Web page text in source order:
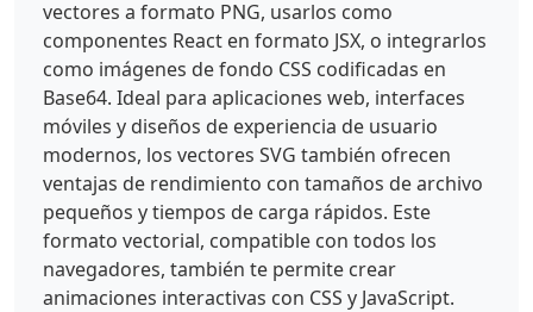
vectores a formato PNG, usarlos como
componentes React en formato JSX, o integrarlos
como imágenes de fondo CSS codificadas en
Base64. Ideal para aplicaciones web, interfaces
móviles y diseños de experiencia de usuario
modernos, los vectores SVG también ofrecen
ventajas de rendimiento con tamaños de archivo
pequeños y tiempos de carga rápidos. Este
formato vectorial, compatible con todos los
navegadores, también te permite crear
animaciones interactivas con CSS y JavaScript.